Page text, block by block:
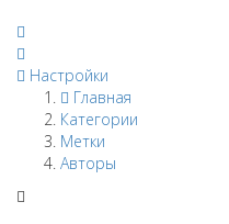
Настройки
Главная
Категории
Метки
Авторы